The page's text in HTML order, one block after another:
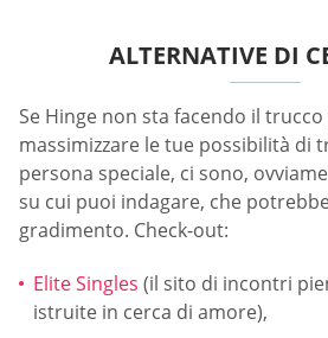
ALTERNATIVE DI
Se Hinge non sta facendo il
massimizzare le tue possibilità di
persona speciale, ci sono,
su cui puoi indagare, che
gradimento. Check-out:
Elite Singles (il sito di incontri
istruite in cerca di amore),